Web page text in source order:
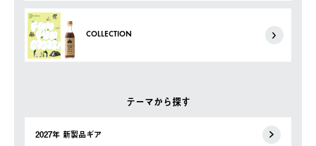
COLLECTION
テーマから探す
2027年 新製品ギア